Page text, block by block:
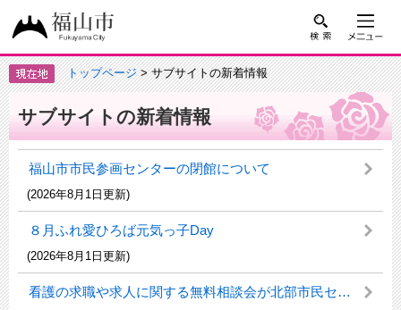
トップページ> サブサイトの新着情報
サブサイトの新着情報
福山市市民参画センターの閉館について
(2026年8月1日更新)
８月ふれ愛ひろば元気っ子Day
(2026年8月1日更新)
看護の求職や求人に関する無料相談会が北部市民センターで開催！（市町出張相談）